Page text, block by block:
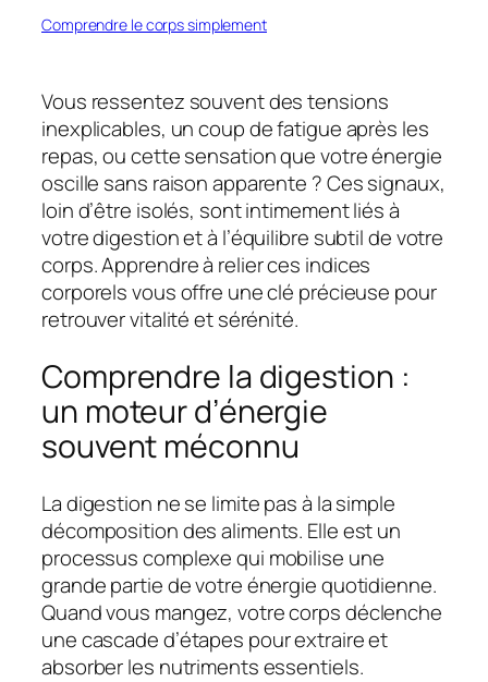
Comprendre le corps simplement
Vous ressentez souvent des tensions
inexplicables, un coup de fatigue après les
repas, ou cette sensation que votre énergie
oscille sans raison apparente ? Ces signaux,
loin d’être isolés, sont intimement liés à
votre digestion et à l’équilibre subtil de votre
corps.Apprendre à relier ces indices
corporels vous offre une clé précieuse pour
retrouver vitalité et sérénité.
Comprendre la digestion :
un moteur d’énergie
souvent méconnu
La digestion ne se limite pas à la simple
décomposition des aliments. Elle est un
processus complexe qui mobilise une
grande partie de votre énergie quotidienne.
Quand vous mangez, votre corps déclenche
une cascade d’étapes pour extraire et
absorber les nutriments essentiels.